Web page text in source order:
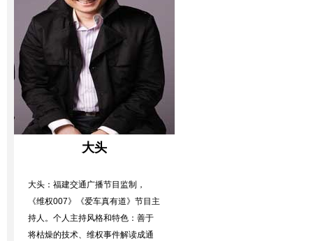
大头
大头：福建交通广播节目监制，
《维权007》《爱车真有道》节目主
持人。个人主持风格和特色：善于
将枯燥的技术、维权事件解读成通